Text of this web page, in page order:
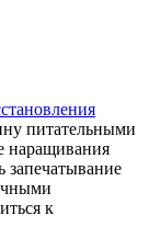
питательными
наращивания
запечатывание
к